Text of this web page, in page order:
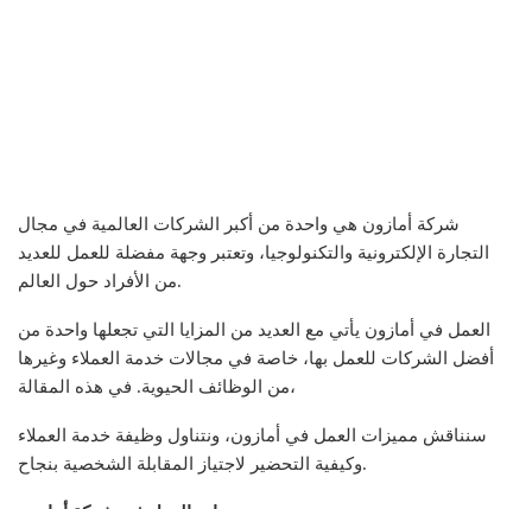
شركة أمازون هي واحدة من أكبر الشركات العالمية في مجال
التجارة الإلكترونية والتكنولوجيا، وتعتبر وجهة مفضلة للعمل للعديد
من الأفراد حول العالم.
العمل في أمازون يأتي مع العديد من المزايا التي تجعلها واحدة من
أفضل الشركات للعمل بها، خاصة في مجالات خدمة العملاء وغيرها
من الوظائف الحيوية. في هذه المقالة،
سنناقش مميزات العمل في أمازون، ونتناول وظيفة خدمة العملاء
وكيفية التحضير لاجتياز المقابلة الشخصية بنجاح.